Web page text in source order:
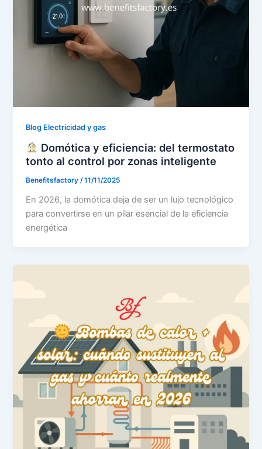
Blog Electricidad y gas
Domótica y eficiencia: del termostato
tonto al control por zonas inteligente
Benefitsfactory /11/11/2025
En 2026, la domótica deja de ser un lujo tecnológico
para convertirse en un pilar esencial de la eficiencia
energética